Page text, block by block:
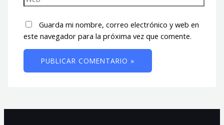
Guarda mi nombre, correo electrónico y web en
este navegador para la próxima vez que comente.